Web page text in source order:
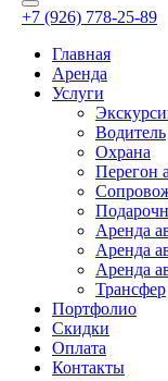
+7 (926) 778-25-89
Главная
Аренда
Услуги
Водитель
Охрана
Перегон
Аренда
Аренда
Аренда
Трансфер
Портфолио
Скидки
Оплата
Контакты